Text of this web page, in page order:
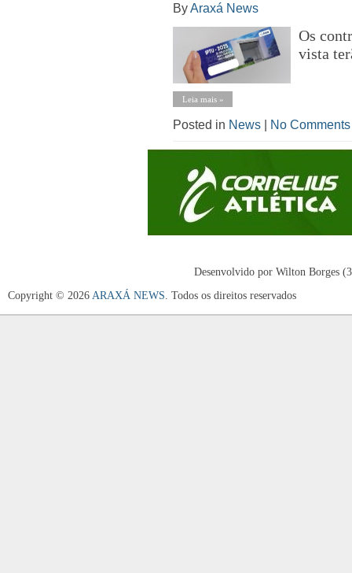
ByAraxá News
Os
vista
Leia mais »
Posted in News No
Desenvolvido por Wilton Borges
Copyright © 2026 ARAXÁ NEWS. Todos os direitos reservados